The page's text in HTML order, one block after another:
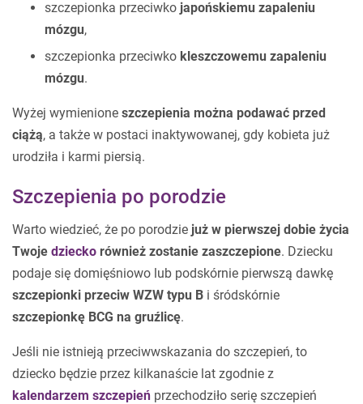
szczepionka przeciwko japońskiemu zapaleniu
mózgu,
szczepionka przeciwko kleszczowemu zapaleniu
mózgu.
Wyżej wymienione szczepienia można podawać przed
ciążą, a także w postaci inaktywowanej, gdy kobieta już
urodziła i karmi piersią.
Szczepienia po porodzie
Warto wiedzieć, że po porodzie już w pierwszej dobie życia
Twoje dziecko również zostanie zaszczepione. Dziecku
podaje się domięśniowo lub podskórnie pierwszą dawkę
szczepionki przeciw WZW typu B i śródskórnie
szczepionkę BCG na gruźlicę.
Jeśli nie istnieją przeciwwskazania do szczepień, to
dziecko będzie przez kilkanaście lat zgodnie z
kalendarzem szczepień przechodziło serię szczepień